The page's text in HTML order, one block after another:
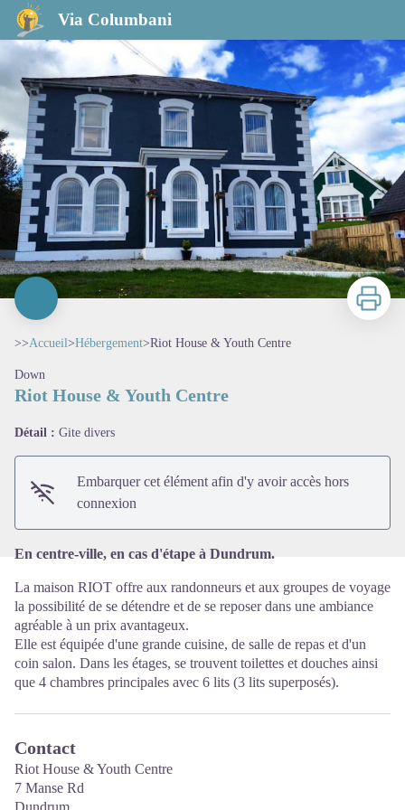
Via Columbani
Riot House & Youth Centre
Imprimer
>>Accueil>Hébergement>Riot House & Youth Centre
Down
Riot House & Youth Centre
Détail : Gite divers
Embarquer cet élément afin d'y avoir accès hors
connexion
En centre-ville, en cas d'étape à Dundrum.
La maison RIOT offre aux randonneurs et aux groupes de voyage
la possibilité de se détendre et de se reposer dans une ambiance
agréable à un prix avantageux.
Elle est équipée d'une grande cuisine, de salle de repas et d'un
coin salon. Dans les étages, se trouvent toilettes et douches ainsi
que 4 chambres principales avec 6 lits (3 lits superposés).
Contact
Riot House & Youth Centre
7 Manse Rd
Dundrum